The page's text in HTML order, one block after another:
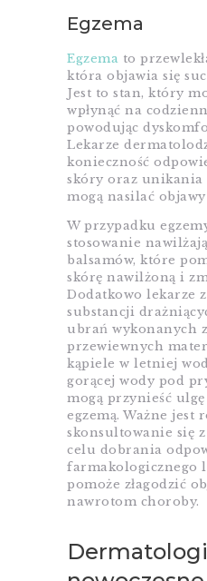
Egzema
Egzema to
która objawia się
Jest to stan, który
wpłynąć na
powodując
Lekarze
konieczność
skóry oraz unikania
mogą nasilać objawy
W przypadku
stosowanie
balsamów, które
skórę nawilżoną i
Dodatkowo lekarze
substancji
ubrań wykonanych
przewiewnych
kąpiele w letniej
gorącej wody pod
mogą przynieść
egzemą. Ważne jest
skonsultowanie się
celu dobrania
farmakologicznego
pomoże złagodzić
nawrotom choroby.